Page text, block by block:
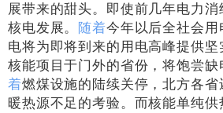
展带来的甜头。即使前几年电力
核电发展。 随着今年以后全社会
电将为即将到来的用电高峰提供
核能项目于门外的省份，将饱尝缺
着燃煤设施的陆续关停，北方各
暖热源不足的考验。而核能单纯